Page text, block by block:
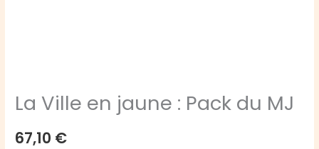
La Ville en jaune : Pack du MJ
67,10 €